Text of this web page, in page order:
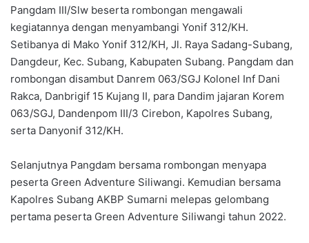
Pangdam III/Slw beserta rombongan mengawali
kegiatannya dengan menyambangi Yonif 312/KH.
Setibanya di Mako Yonif 312/KH, Jl. Raya Sadang-Subang,
Dangdeur, Kec. Subang, Kabupaten Subang. Pangdam dan
rombongan disambut Danrem 063/SGJ Kolonel Inf Dani
Rakca, Danbrigif 15 Kujang II, para Dandim jajaran Korem
063/SGJ, Dandenpom III/3 Cirebon, Kapolres Subang,
serta Danyonif 312/KH.
Selanjutnya Pangdam bersama rombongan menyapa
peserta Green Adventure Siliwangi. Kemudian bersama
Kapolres Subang AKBP Sumarni melepas gelombang
pertama peserta Green Adventure Siliwangi tahun 2022.